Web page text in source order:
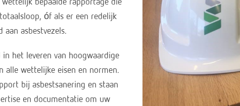
bepaalde rapportage die
óf als er een redelijk
asbestvezels.
in het leveren van hoogwaardige
alle wettelijke eisen en normen.
bij asbestsanering en staan
en documentatie om uw